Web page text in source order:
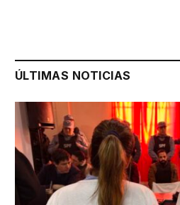
ÚLTIMAS NOTICIAS